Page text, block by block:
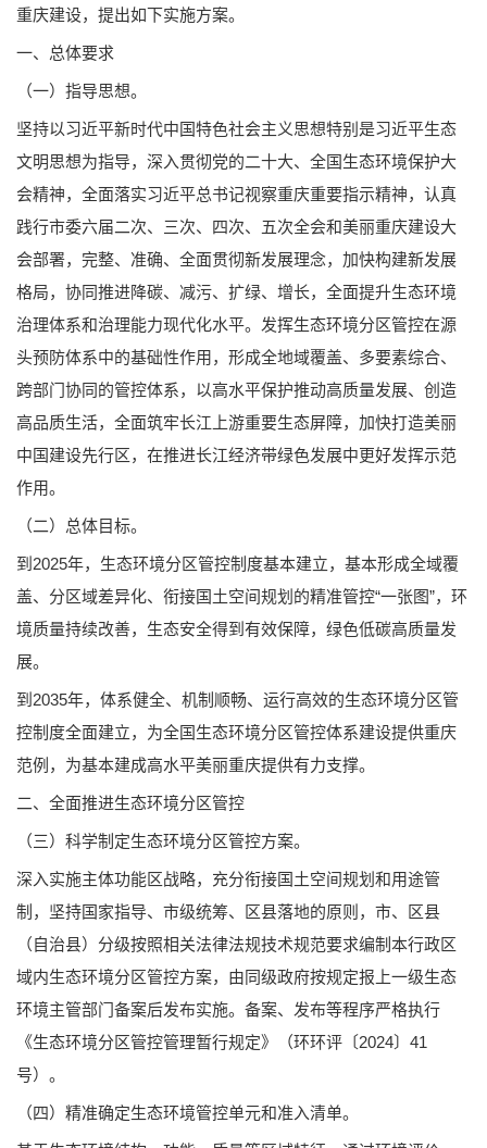
重庆建设，提出如下实施方案。
一、总体要求
（一）指导思想。
坚持以习近平新时代中国特色社会主义思想特别是习近平生态
文明思想为指导，深入贯彻党的二十大、全国生态环境保护大
会精神，全面落实习近平总书记视察重庆重要指示精神，认真
践行市委六届二次、三次、四次、五次全会和美丽重庆建设大
会部署，完整、准确、全面贯彻新发展理念，加快构建新发展
格局，协同推进降碳、减污、扩绿、增长，全面提升生态环境
治理体系和治理能力现代化水平。发挥生态环境分区管控在源
头预防体系中的基础性作用，形成全地域覆盖、多要素综合、
跨部门协同的管控体系，以高水平保护推动高质量发展、创造
高品质生活，全面筑牢长江上游重要生态屏障，加快打造美丽
中国建设先行区，在推进长江经济带绿色发展中更好发挥示范
作用。
（二）总体目标。
到2025年，生态环境分区管控制度基本建立，基本形成全域覆
盖、分区域差异化、衔接国土空间规划的精准管控“一张图”，环
境质量持续改善，生态安全得到有效保障，绿色低碳高质量发
展。
到2035年，体系健全、机制顺畅、运行高效的生态环境分区管
控制度全面建立，为全国生态环境分区管控体系建设提供重庆
范例，为基本建成高水平美丽重庆提供有力支撑。
二、全面推进生态环境分区管控
（三）科学制定生态环境分区管控方案。
深入实施主体功能区战略，充分衔接国土空间规划和用途管
制，坚持国家指导、市级统筹、区县落地的原则，市、区县
（自治县）分级按照相关法律法规技术规范要求编制本行政区
域内生态环境分区管控方案，由同级政府按规定报上一级生态
环境主管部门备案后发布实施。备案、发布等程序严格执行
《生态环境分区管控管理暂行规定》（环环评〔2024〕41
号）。
（四）精准确定生态环境管控单元和准入清单。